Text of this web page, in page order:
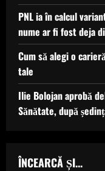
PNL ia în calcul
nume ar fi fost deja
Cum să alegi o
tale
Ilie Bolojan aprobă
Sănătate, după
ÎNCEARCĂ ȘI...